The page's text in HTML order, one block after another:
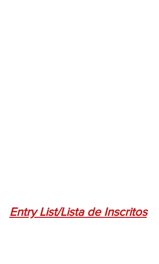
Entry List/Lista de Inscritos